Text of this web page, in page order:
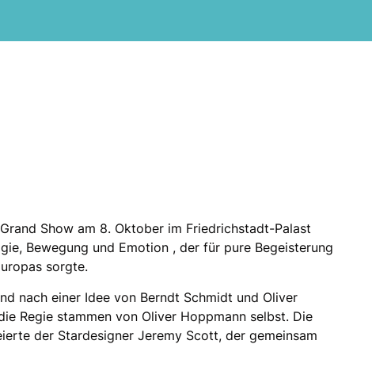
Show am 8. Oktober im Friedrichstadt-Palast
Bewegung und Emotion , der für pure Begeisterung
sorgte.
nach einer Idee von Berndt Schmidt und Oliver
Regie stammen von Oliver Hoppmann selbst. Die
der Stardesigner Jeremy Scott, der gemeinsam